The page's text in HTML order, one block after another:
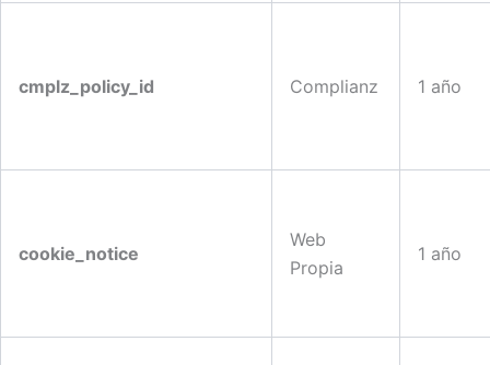
cmplz_policy_id Complianz 1 año
cookie_notice
Web
Propia
1 año